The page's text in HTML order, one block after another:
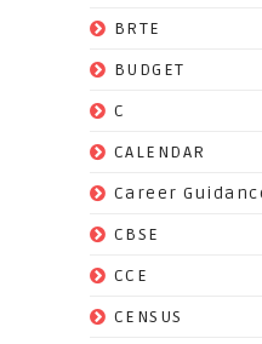
BRTE
BUDGET
C
CALENDAR
Career
CBSE
CCE
CENSUS